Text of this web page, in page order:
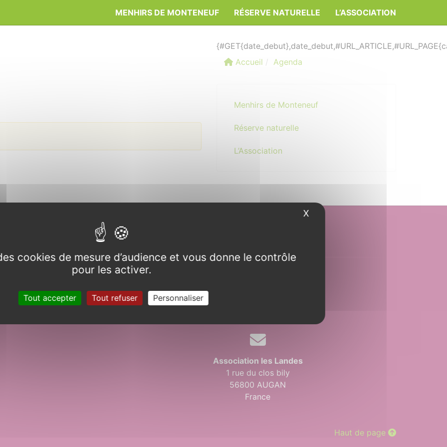
MENHIRS DE MONTENEUF RÉSERVE NATURELLE L’ASSOCIATION
Accueil
Agenda
Menhirs de Monteneuf
Réserve naturelle
L’Association
Association les Landes
1 rue du clos bily
56800 AUGAN
France
Haut de page
cookies de mesure d’audience et vous donne le contrôle
pour les activer.
Tout accepter Tout refuser Personnaliser
X Masquer le bandeau des cookies